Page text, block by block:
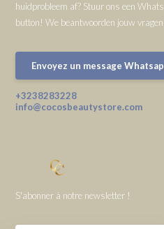
huidprobleem af? Stuur ons een
button! We beantwoorden jouw vragen
Envoyez un message
+3238283228
info@cocosbeautystore.com
S'abonner à notre newsletter !